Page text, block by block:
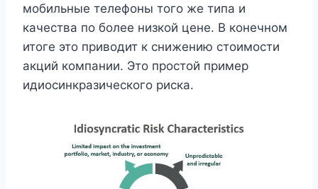
мобильные телефоны того же типа и
качества по более низкой цене. В конечном
итоге это приводит к снижению стоимости
акций компании. Это простой пример
идиосинкразического риска.